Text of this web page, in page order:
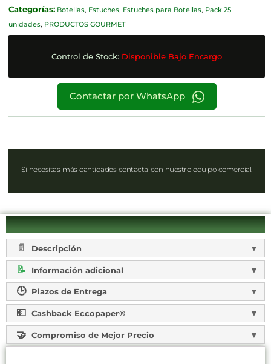
Categorías: Botellas, Estuches, Estuches para Botellas, Pack 25
unidades, PRODUCTOS GOURMET
Control de Stock: Disponible Bajo Encargo
Contactar por WhatsApp
Si necesitas más cantidades contacta con nuestro equipo comercial.
Descripción
Información adicional
Plazos de Entrega
Cashback Eccopaper®
Compromiso de Mejor Precio